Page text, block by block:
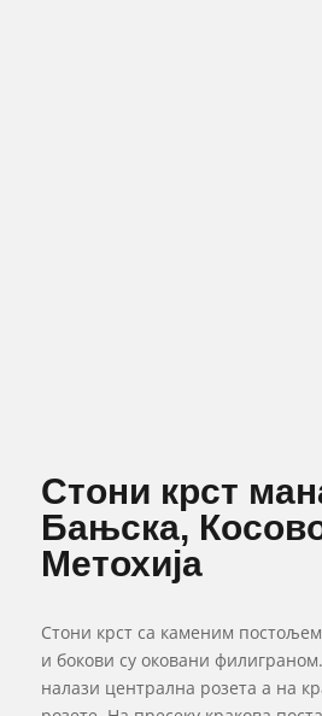
Стони крст
Бањска,
Метохија
Стони крст са каменим
и бокови су оковани
налази централна розета а на